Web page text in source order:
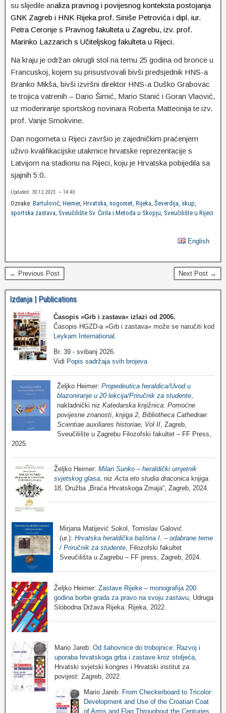
su slijedile analiza pravnog i povijesnog konteksta postojanja
GNK Zagreb i HNK Rijekaprof. Siniše Petrovića i dipl. iur.
Petra Ceronje s Pravnog fakulteta u Zagrebu, izv. prof.
Marinko Lazzarich s Učiteljskog fakulteta u Rijeci.
Na kraju je održan okrugli stol na temu 25 godina od bronce u
Francuskoj, kojem su prisustvovali bivši predsjednik HNS-a
Branko Mikša, bivši izvršni direktor HNS-a Duško Grabovac
te trojica vatrenih – Dario Šimić, Mario Stanić i Goran Vlaović,
uz moderiranje sportskog novinara Roberta Matteonija te izv.
prof. Vanje Smokvine.
Dan nogometa u Rijeci završio je zajedničkim praćenjem
uživo kvalifikacijske utakmice hrvatske reprezentacije s
Latvijom na stadionu na Rijeci, koju je Hrvatska pobijedila sa
sjajnih 5:0.
Updated: 30.12.2023. — 14:40
Oznake: Bartulović, Heimer, Hrvatska, nogomet, Rijeka, Ševerdija, skup,
sportska zastava, Sveučilište Sv. Ćirila i Metoda u Skopju, Sveučilište u Rijeci
English
← Previous Post Next Post →
Izdanja | Publications
Časopis »Grb i zastava« izlazi od 2006.
Časopis HGZD-a »Grb i zastava« može se naručiti kod
Leykam International
Br. 39 - svibanj 2026.
Vidi Popis sadržaja svih brojeva
Željko Heimer: Propedeutica heraldica/Uvod u
blazoniranje u 20 lekcija/Priručnik za studente,
nakladnički niz Katedarska knjižnica: Pomoćne
povijesne znanosti, knjiga 2, Bibliotheca Cathedrae:
Scientiae auxiliares historiae, Vol II, Zagreb,
Sveučilište u Zagrebu Filozofski fakultet – FF Press,
2025.
Željko Heimer: Milan Sunko – heraldički umjetnik
svjetskog glasa , niz Acta eto studia draconica knjiga
18, Družba „Braća Hrvatskoga Zmaja“, Zagreb, 2024.
Mirjana Matijević Sokol, Tomislav Galović
(ur.): Hrvatska heraldička baština I. – odabrane teme
/ Priručnik za studente, Filozofski fakultet
Sveučilišta u Zagrebu – FF press, Zagreb, 2024.
Željko Heimer: Zastave Rijeke – monografija 200
godina borbe grada za pravo na svoju zastavu, Udruga
Slobodna Država Rijeka: Rijeka, 2022.
Mario Jareb: Od šahovnice do trobojnice: Razvoj i
uporaba hrvatskoga grba i zastave kroz stoljeća,
Hrvatski svjetski kongres i Hrvatski institut za
povijest: Zagreb, 2022.
Mario Jareb: From Checkerboard to Tricolor:
Development and Use of the Croatian Coat
of Arms and Flag Throughout the Centuries